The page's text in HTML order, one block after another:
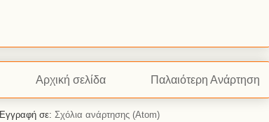
Παλαιότερη Ανάρτηση
Αρχική σελίδα
Εγγραφή σε: Σχόλια ανάρτησης (Atom)